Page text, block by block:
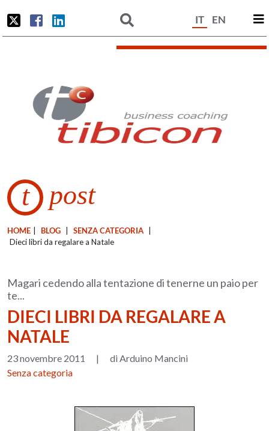
IT EN
t post
HOME BLOG SENZA CATEGORIA
Dieci libri da regalare a Natale
Magari cedendo alla tentazione di tenerne un paio per
te...
DIECI LIBRI DA REGALARE A
NATALE
23 novembre 2011 |
di Arduino Mancini
Senza categoria